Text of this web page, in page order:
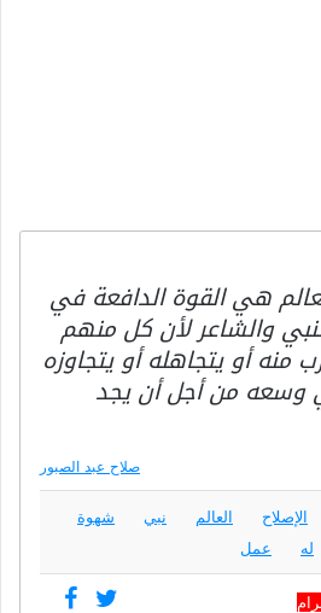
هي القوة الدافعة في
والشاعر لأن كل منهم
منه أو يتجاهله أو يتجاوزه
وسعه من أجل أن يجد
صلاح عبد الصبور
الإصلاح العالم نبي
شهوة
له عمل